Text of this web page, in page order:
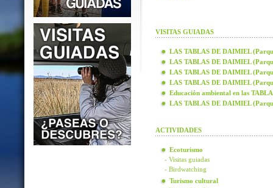
VISITAS GUIADAS
LAS TABLAS DE DAIMIEL
LAS TABLAS DE DAIMIEL
LAS TABLAS DE DAIMIEL
LAS TABLAS DE DAIMIEL
Educación ambiental en las
LAS TABLAS DE DAIMIEL
ACTIVIDADES
Ecoturismo
- Visitas guiadas
- Birdwatching
Turismo cultural